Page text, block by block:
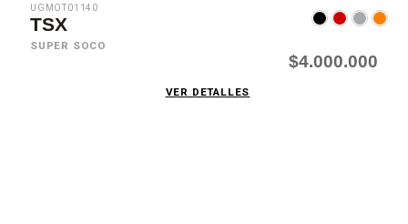
UGMOT01140
TSX
SUPER SOCO
$4.000.000
VER DETALLES